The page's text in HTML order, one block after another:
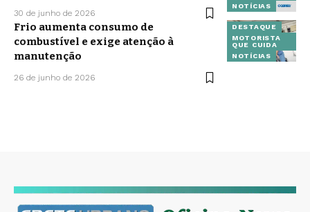
NOTÍCIAS
30 de junho de 2026
DESTAQUE
MOTORISTA
QUE CUIDA
NOTÍCIAS
Frio aumenta consumo de
combustível e exige atenção à
manutenção
26 de junho de 2026